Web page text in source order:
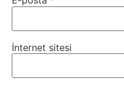
Uzay
İnternet sitesi